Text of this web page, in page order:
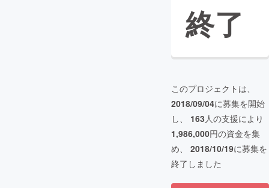
終了
このプロジェクトは、
2018/09/04に募集を開始
し、 163人の支援により
1,986,000円の資金を集
め、 2018/10/19に募集を
終了しました